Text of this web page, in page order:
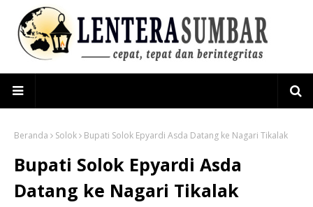
Beranda Solok Bupati Solok Epyardi Asda Datang ke Nagari Tikalak
Bupati Solok Epyardi Asda
Datang ke Nagari Tikalak